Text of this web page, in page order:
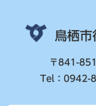
鳥栖市
〒841-
Tel：0942-